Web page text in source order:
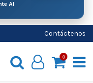
AI
Contáctenos
0